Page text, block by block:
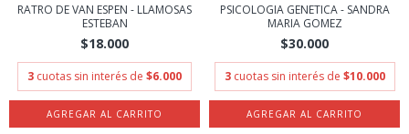
RATRO DE VAN ESPEN - LLAMOSAS
ESTEBAN
$18.000
3 cuotas sin interés de $6.000
PSICOLOGIA GENETICA - SANDRA
MARIA GOMEZ
$30.000
3 cuotas sin interés de $10.000